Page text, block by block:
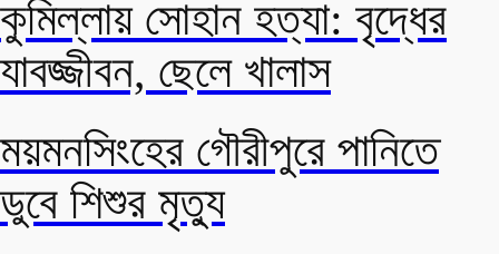
কুমিল্লায় সোহান হত্যা: বৃদ্ধের
যাবজ্জীবন, ছেলে খালাস
ময়মনসিংহের গৌরীপুরে পানিতে
ডুবে শিশুর মৃত্যু